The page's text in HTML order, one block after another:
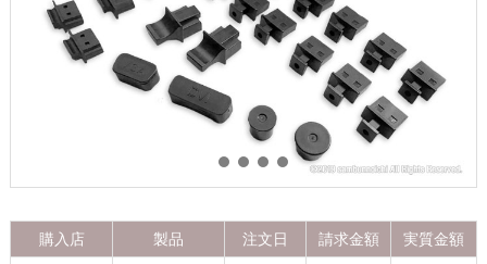
購入店 製品 注文日 請求金額 実質金額